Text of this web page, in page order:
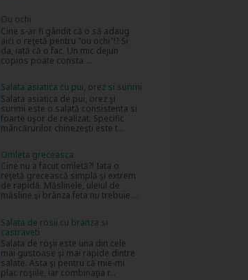
Ou ochi
Cine s-ar fi gândit că o să adaug
aici o reţetă pentru "ou ochi"!? Si
da, iată că o fac. Un mic dejun
copios poate consta ...
Salata asiatica cu pui, orez si surimi
Salata asiatica de pui, orez şi
surimi este o salată consistenta si
foarte uşor de realizat. Specific
mâncărurilor chinezeşti este t...
Omleta greceasca
Cine nu a facut omletă?! Iata o
reţetă grecească simplă şi extrem
de rapidă. Măslinele, uleiul de
măsline şi brânza feta nu trebuie ...
Salata de rosii cu branza si
castraveti
Salata de roşii este una din cele
mai gustoase şi mai rapide dintre
salate. Asta şi pentru că mie-mi
plac roşiile, iar combinaţia r...